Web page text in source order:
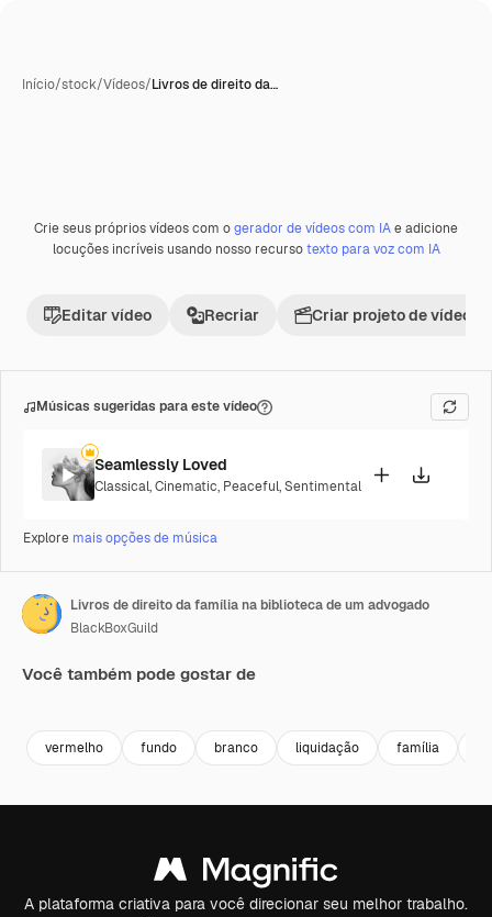
Início/stock/Vídeos/Livros de direito da…
Premium
Crie seus próprios vídeos com ogerador de vídeos com IAe adicione
locuções incríveis usando nosso recursotexto para voz com IA
Editar vídeo Recriar Criar projeto de vídeo
Músicas sugeridas para este vídeo
Seamlessly Loved
Classical,Cinematic, Peaceful,Sentimental
Explore mais opções de música
Livros de direito da família na biblioteca de um advogado
BlackBoxGuild
Você também pode gostar de
vermelho fundo branco liquidação família
A plataforma criativa para você direcionar seu melhor trabalho.